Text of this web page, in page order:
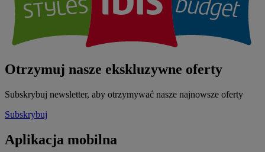
Otrzymuj nasze ekskluzywne oferty
Subskrybuj newsletter, aby otrzymywać nasze najnowsze oferty
Subskrybuj
Aplikacja mobilna